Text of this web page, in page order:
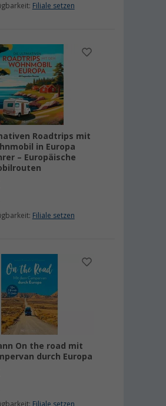
Filiale setzen
Roadtrips mit
in Europa
– Europäische
Filiale setzen
On the road mit
durch Europa
Filiale setzen